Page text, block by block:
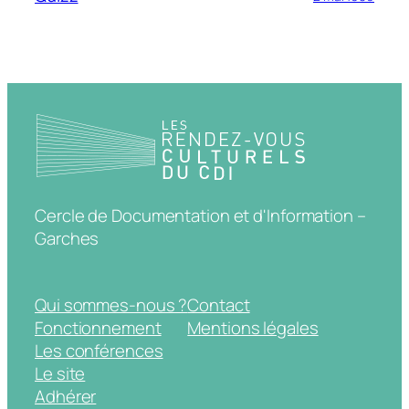
Cercle de Documentation et d'Information –
Garches
Qui sommes-nous ?
Fonctionnement
Les conférences
Le site
Adhérer
Contact
Mentions légales